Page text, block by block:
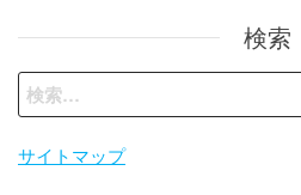
検索
検
索:
サイトマップ